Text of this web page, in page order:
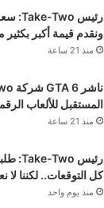
ونقدم قيمة أكبر بكثير من 80
منذ 21 ساعة
المستقبل للألعاب
منذ 21 ساعة
كل التوقعات.. لكننا لا
منذ يوم واحد